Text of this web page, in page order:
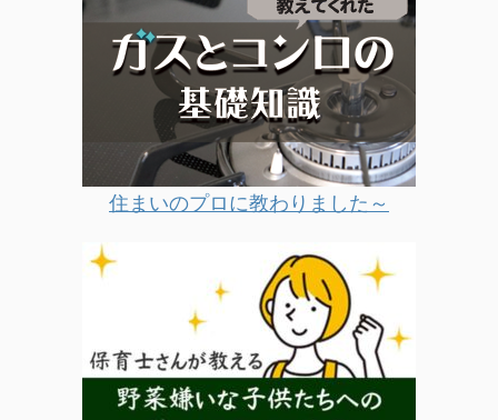
住まいのプロに教わりました～